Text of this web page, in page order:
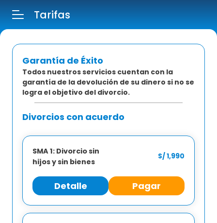
Tarifas
Garantía de Éxito
Todos nuestros servicios cuentan con la
garantía de la devolución de su dinero si no se
logra el objetivo del divorcio.
Divorcios con acuerdo
SMA 1: Divorcio sin
hijos y sin bienes
S/ 1,990
Detalle Pagar
¡Adquiere tu consulta!
Adquiriendo una consulta podrás detallarnos mejor tu
problema legal, ya que, con la consulta tendrás los
Atención personalizada.
Consejo basado en experiencia en
procedimientos judiciales.
Iniciar sesión
Inicia sesión o registrate para continuar